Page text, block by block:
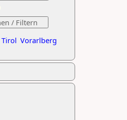
Tirol Vorarlberg